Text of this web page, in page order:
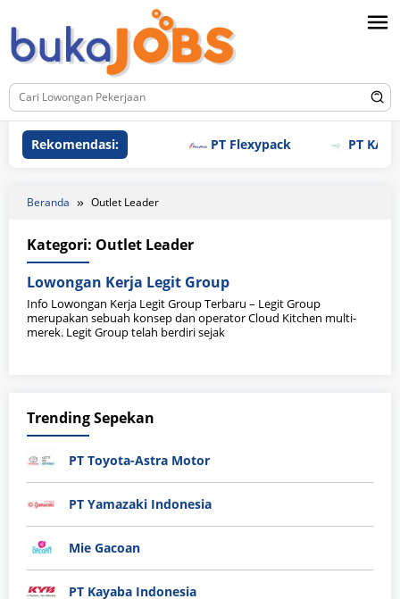
ke
konten
Rekomendasi: PT Flexypack PT KAO
Beranda Outlet Leader
Kategori: Outlet Leader
Lowongan Kerja Legit Group
Info Lowongan Kerja Legit Group Terbaru – Legit Group
merupakan sebuah konsep dan operator Cloud Kitchen multi-
merek. Legit Group telah berdiri sejak
Trending Sepekan
PT Toyota-Astra Motor
PT Yamazaki Indonesia
Mie Gacoan
PT Kayaba Indonesia